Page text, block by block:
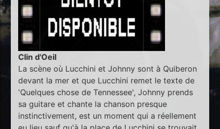
Clin d'Oeil
La scène où Lucchini et Johnny sont à Quiberon
devant la mer et que Lucchini remet le texte de
'Quelques chose de Tennessee', Johnny prends
sa guitare et chante la chanson presque
instinctivement, est un moment qui a réellement